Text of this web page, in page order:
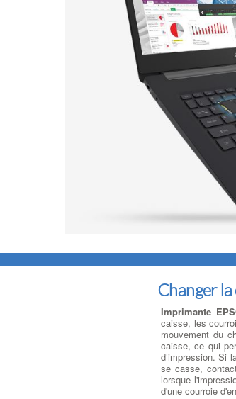
Changer
Imprimante
caisse, les
mouvement du
caisse, ce qui
d’impression. Si
se casse,
lorsque
d'une courroie